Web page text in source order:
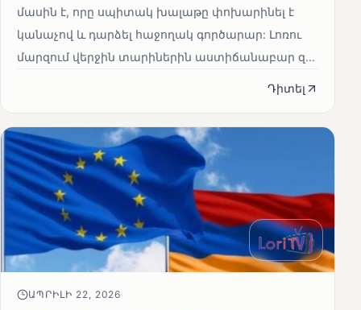
մասին է, որը սպիտակ խալաթը փոխարինել է
կանաչով և դարձել հաջողակ գործարար: Լոռու
մարզում վերջին տարիներին աստիճանաբար զ...
Դիտել
ԱՊՐԻԼԻ 22, 2026